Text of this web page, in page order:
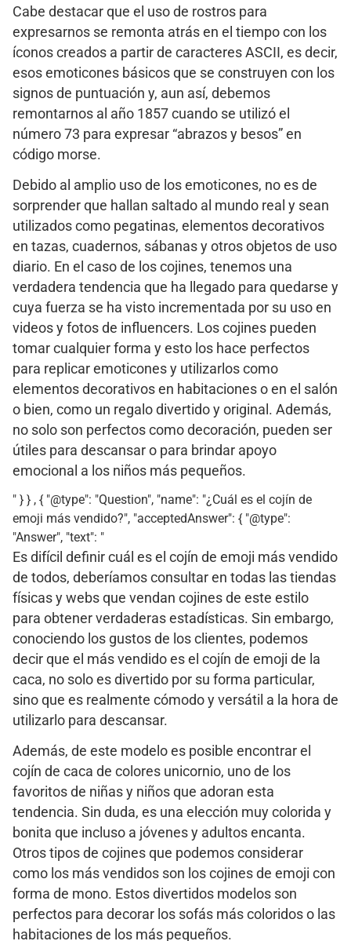
Cabe destacar que el uso de rostros para
expresarnos se remonta atrás en el tiempo con los
íconos creados a partir de caracteres ASCII, es decir,
esos emoticones básicos que se construyen con los
signos de puntuación y, aun así, debemos
remontarnos al año 1857 cuando se utilizó el
número 73 para expresar “abrazos y besos” en
código morse.
Debido al amplio uso de los emoticones, no es de
sorprender que hallan saltado al mundo real y sean
utilizados como pegatinas, elementos decorativos
en tazas, cuadernos, sábanas y otros objetos de uso
diario. En el caso de los cojines, tenemos una
verdadera tendencia que ha llegado para quedarse y
cuya fuerza se ha visto incrementada por su uso en
videos y fotos de influencers. Los cojines pueden
tomar cualquier forma y esto los hace perfectos
para replicar emoticones y utilizarlos como
elementos decorativos en habitaciones o en el salón
o bien, como un regalo divertido y original. Además,
no solo son perfectos como decoración, pueden ser
útiles para descansar o para brindar apoyo
emocional a los niños más pequeños.
" } } , { "@type": "Question", "name": "¿Cuál es el cojín de
emoji más vendido?", "acceptedAnswer": { "@type":
"Answer", "text": "
Es difícil definir cuál es el cojín de emoji más vendido
de todos, deberíamos consultar en todas las tiendas
físicas y webs que vendan cojines de este estilo
para obtener verdaderas estadísticas. Sin embargo,
conociendo los gustos de los clientes, podemos
decir que el más vendido es el cojín de emoji de la
caca, no solo es divertido por su forma particular,
sino que es realmente cómodo y versátil a la hora de
utilizarlo para descansar.
Además, de este modelo es posible encontrar el
cojín de caca de colores unicornio, uno de los
favoritos de niñas y niños que adoran esta
tendencia. Sin duda, es una elección muy colorida y
bonita que incluso a jóvenes y adultos encanta.
Otros tipos de cojines que podemos considerar
como los más vendidos son los cojines de emoji con
forma de mono. Estos divertidos modelos son
perfectos para decorar los sofás más coloridos o las
habitaciones de los más pequeños.